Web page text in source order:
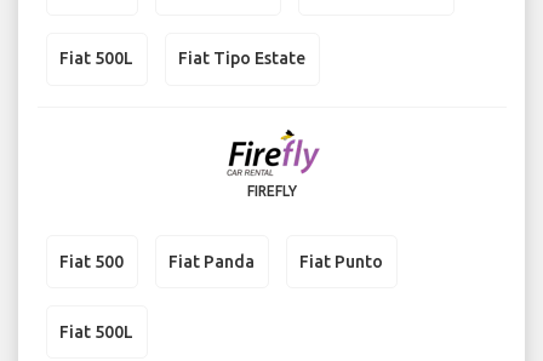
Fiat 500L Fiat Tipo Estate
FIREFLY
Fiat 500 Fiat Panda Fiat Punto
Fiat 500L